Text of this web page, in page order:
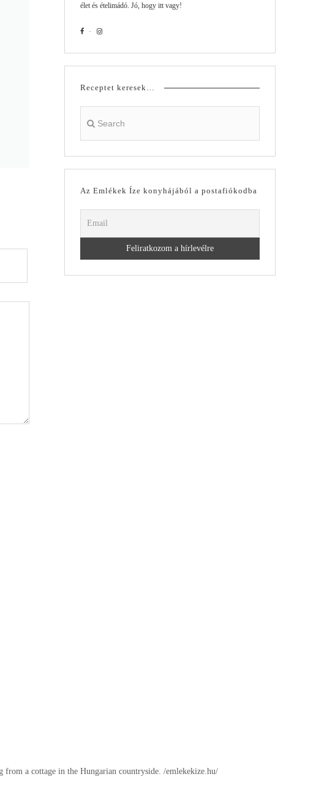
élet és ételimádó. Jó, hogy itt vagy!
Receptet keresek…
Az Emlékek Íze konyhájából a postafiókodba
from a cottage in the Hungarian countryside. /emlekekize.hu/